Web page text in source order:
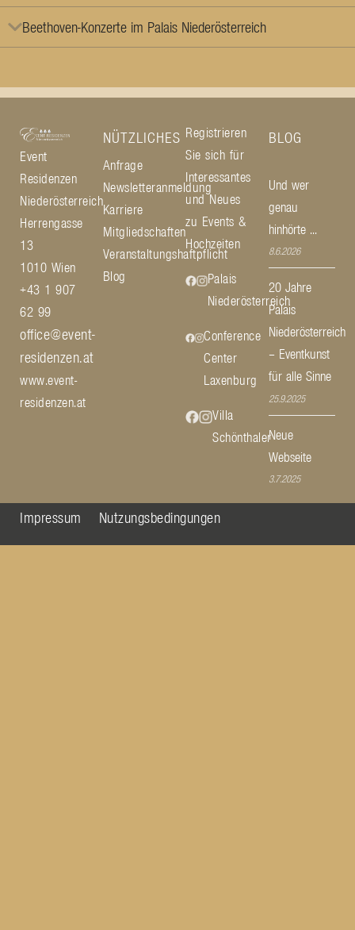
Beethoven-Konzerte im Palais Niederösterreich
Event
Residenzen
Niederösterreich
Herrengasse
13
1010 Wien
+43 1 907
62 99
office@event-
residenzen.at
www.event-
residenzen.at
NÜTZLICHES
Anfrage
Newsletteranmeldung
Karriere
Mitgliedschaften
Veranstaltungshaftpflicht
Blog
Registrieren
Sie sich für
Interessantes
und Neues
zu Events &
Hochzeiten
Palais
Niederösterreich
Conference
Center
Laxenburg
Villa
Schönthaler
BLOG
Und wer
genau
hinhörte ...
8.6.2026
20 Jahre
Palais
Niederösterreich
– Eventkunst
für alle Sinne
25.9.2025
Neue
Webseite
3.7.2025
Impressum Nutzungsbedingungen